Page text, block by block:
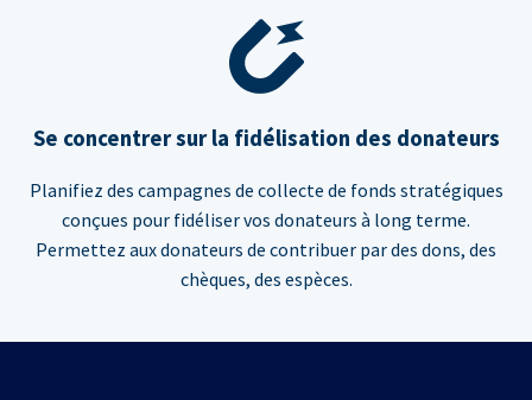
Se concentrer sur la fidélisation des donateurs
Planifiez des campagnes de collecte de fonds stratégiques
conçues pour fidéliser vos donateurs à long terme.
Permettez aux donateurs de contribuer par des dons, des
chèques, des espèces.